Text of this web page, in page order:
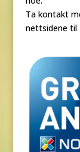
Ta kontakt
nettsidene til